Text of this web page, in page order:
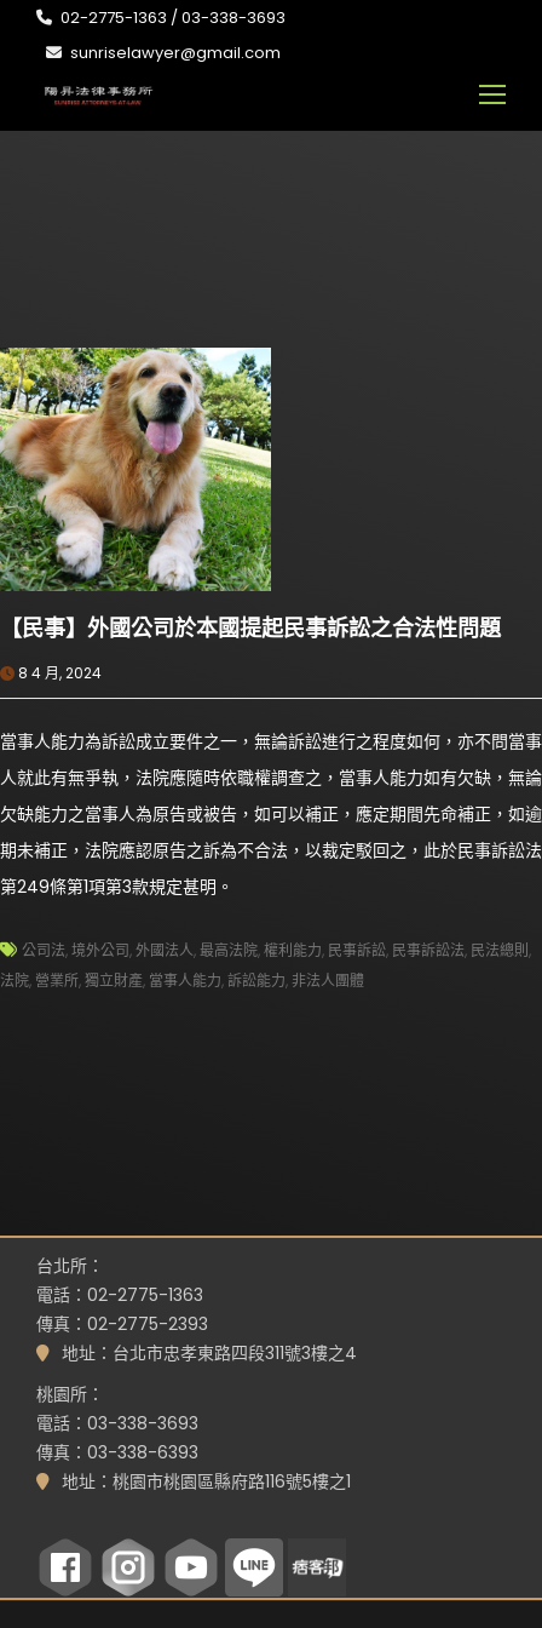
02-2775-1363 / 03-338-3693
sunriselawyer@gmail.com
【民事】外國公司於本國提起民事訴訟之合法性問題
8 4 月, 2024
當事人能力為訴訟成立要件之一，無論訴訟進行之程度如何，亦不問當事
人就此有無爭執，法院應隨時依職權調查之，當事人能力如有欠缺，無論
欠缺能力之當事人為原告或被告，如可以補正，應定期間先命補正，如逾
期未補正，法院應認原告之訴為不合法，以裁定駁回之，此於民事訴訟法
第249條第1項第3款規定甚明。
公司法,境外公司,外國法人,最高法院,權利能力, 民事訴訟, 民事訴訟法, 民法總則 ,
法院, 營業所,獨立財產, 當事人能力,訴訟能力, 非法人團體
台北所：
電話：02-2775-1363
傳真：02-2775-2393
地址：台北市忠孝東路四段311號3樓之4
桃園所：
電話：03-338-3693
傳真：03-338-6393
地址：桃園市桃園區縣府路116號5樓之1